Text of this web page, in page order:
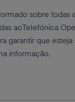
sobre todas
aoTelefónica
garantir que
informação.